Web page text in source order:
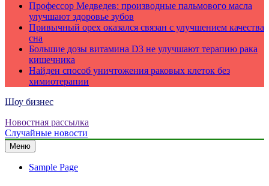
Профессор Медведев: производные пальмового масла
улучшают здоровье зубов
Привычный орех оказался связан с улучшением качества
сна
Большие дозы витамина D3 не улучшают терапию рака
кишечника
Найден способ уничтожения раковых клеток без
химиотерапии
Шоу бизнес
Новостная рассылка
Случайные новости
Меню
Sample Page